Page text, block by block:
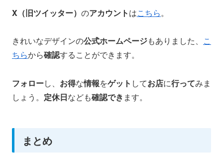
X（旧ツイッター） のアカウントはこちら。
きれいなデザインの公式ホームページもありました、 こ
ちらから確認することができます。
フォローし、 お得な情報をゲット してお店に行ってみま
しょう。 定休日なども確認でき ます。
まとめ